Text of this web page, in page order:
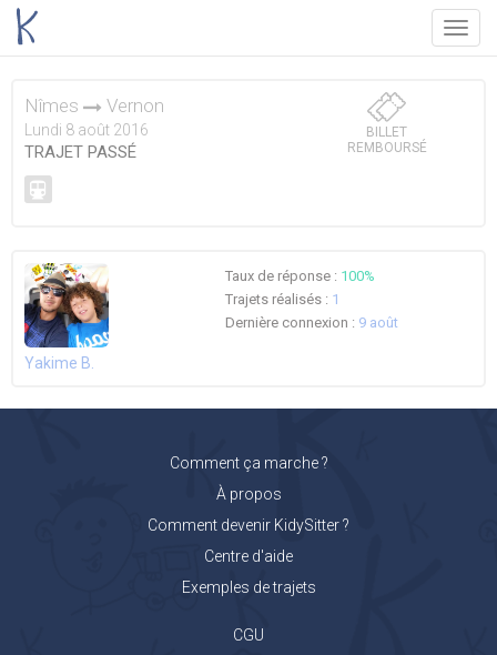
Menu
Nîmes Vernon
Lundi 8 août 2016
TRAJET PASSÉ
BILLET
REMBOURSÉ
Yakime B.
Taux de réponse : 100%
Trajets réalisés : 1
Dernière connexion : 9 août
Comment ça marche ?
À propos
Comment devenir KidySitter ?
Centre d'aide
Exemples de trajets
CGU